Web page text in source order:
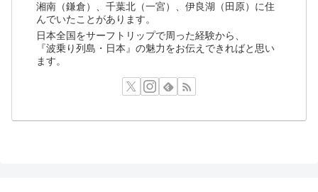
湘南（鎌倉）、千葉北（一宮）、伊良湖（田原）に住
んでいたことがあります。
日本全国をサーフトリップで周った経験から、
『波乗り列島・日本』の魅力をお伝えできればと思い
ます。